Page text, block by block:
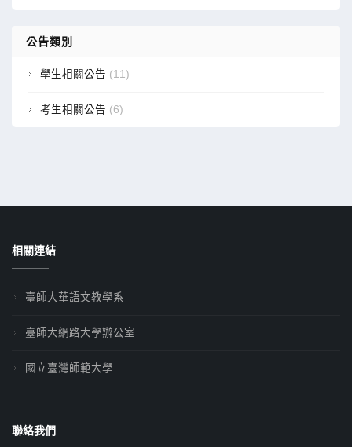
公告類別
學生相關公告 (11)
考生相關公告 (6)
相關連結
臺師大華語文教學系
臺師大網路大學辦公室
國立臺灣師範大學
聯絡我們